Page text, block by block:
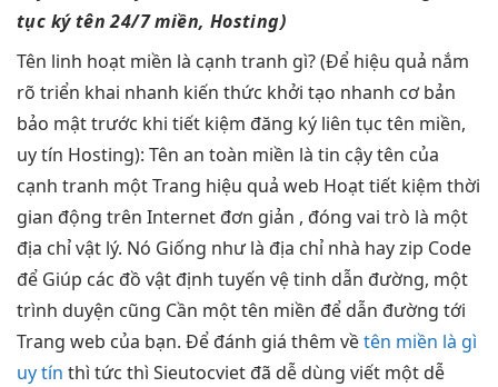
tục ký tên24/7miền, Hosting)
Tên linh hoạt miền là cạnh tranh gì? (Để hiệu quả nắm
rõ triển khai nhanh kiến thức khởi tạo nhanh cơ bản
bảo mậttrước khi tiết kiệm đăng ký liên tục tên miền,
uy tín Hosting): Tên an toàn miền là tin cậytên của
cạnh tranh một Trang hiệu quả web Hoạttiết kiệm thời
gian động trên Internet đơn giản , đóng vai trò là một
địa chỉ vật lý. Nó Giống như là địa chỉ nhà hay zip Code
để Giúp các đồ vật định tuyến vệ tinh dẫn đường, một
trình duyện cũng Cần một tên miền để dẫn đường tới
Trang web của bạn. Để đánh giá thêm vềtên miền là gì
uy tín thì tức thì Sieutocviet đã dễ dùng viết một dễ